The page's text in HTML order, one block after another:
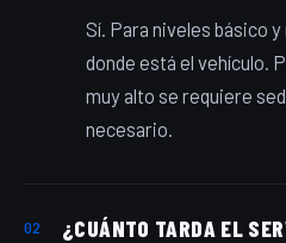
Sí. Para niveles básico
donde está el vehículo.
muy alto se requiere
necesario.
02 ¿CUÁNTO TARDA EL